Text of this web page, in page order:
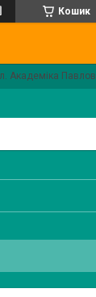
Кошик
Академіка